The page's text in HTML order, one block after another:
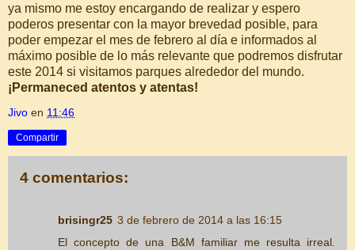
ya mismo me estoy encargando de realizar y espero
poderos presentar con la mayor brevedad posible, para
poder empezar el mes de febrero al día e informados al
máximo posible de lo más relevante que podremos disfrutar
este 2014 si visitamos parques alrededor del mundo.
¡Permaneced atentos y atentas!
Jivo en 11:46
Compartir
4 comentarios:
brisingr25 3 de febrero de 2014 a las 16:15
El concepto de una B&M familiar me resulta irreal.